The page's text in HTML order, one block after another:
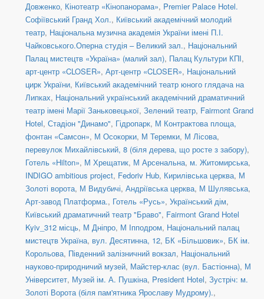
Довженко, Кінотеатр «Кінопанорама», Premier Palace Hotel.
Софіївський Гранд Хол., Київський академічний молодий
театр, Національна музична академія України імені П.І.
Чайковського.Оперна студія – Великий зал., Національний
Палац мистецтв «Україна» (малий зал), Палац Культури КПІ,
арт-центр «CLOSER», Арт-центр «CLOSER», Національний
цирк України, Київський академічний театр юного глядача на
Липках, Національний український академічний драматичний
театр імені Марії Заньковецької, Зелений театр, Fairmont Grand
Hotel, Стадіон "Динамо", Гідропарк, М Контрактова площа,
фонтан «Самсон», М Осокорки, М Теремки, М Лісова,
перевулок Михайлівський, 8 (біля дерева, що росте з забору),
Готель «Hilton», М Хрещатик, М Арсенальна, м. Житомирська,
INDIGO ambitious project, Fedoriv Hub, Кирилівська церква, М
Золоті ворота, М Видубичі, Андріївська церква, М Шулявська,
Арт-завод Платформа., Готель «Русь», Український дім,
Київський драматичний театр "Браво", Fairmont Grand Hotel
Kyiv_312 місць, М Дніпро, М Іпподром, Національний палац
мистецтв Україна, вул. Десятинна, 12, БК «Більшовик», БК ім.
Корольова, Південний залізничний вокзал, Національний
науково-природничий музей, Майстер-клас (вул. Бастіонна), М
Університет, Музей ім. А. Пушкіна, President Hotel, Зустріч: м.
Золоті Ворота (біля пам'ятника Ярославу Мудрому).,